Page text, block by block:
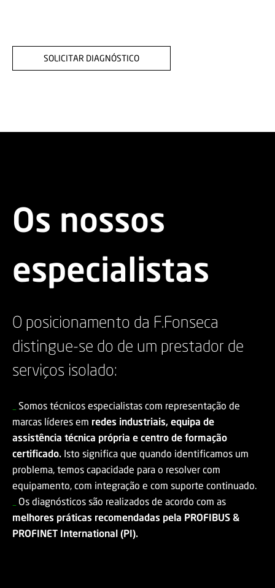
SOLICITAR DIAGNÓSTICO
Os nossos
especialistas
O posicionamento da F.Fonseca
distingue-se do de um prestador de
serviços isolado:
Somos técnicos especialistas com representação de
marcas líderes em redes industriais, equipa de
assistência técnica própria e centro de formação
certificado. Isto significa que quando identificamos um
problema, temos capacidade para o resolver com
equipamento, com integração e com suporte continuado.
Os diagnósticos são realizados de acordo com as
melhores práticas recomendadas pela PROFIBUS &
PROFINET International (PI).